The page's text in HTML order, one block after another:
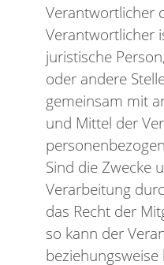
Verantwortlicher
Verantwortlicher
juristische
oder andere
gemeinsam mit
und Mittel der
Sind die Zwecke
Verarbeitung
das Recht der
so kann der